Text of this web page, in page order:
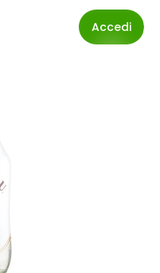
Accedi